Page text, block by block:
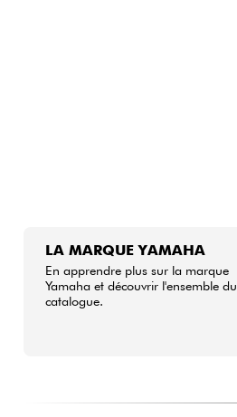
LA MARQUE YAMAHA
En apprendre plus sur la marque
Yamaha et découvrir l'ensemble du
catalogue.